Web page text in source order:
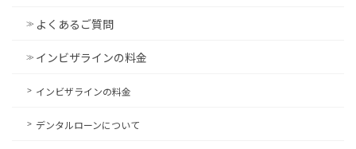
よくあるご質問
インビザラインの料金
インビザラインの料金
デンタルローンについて